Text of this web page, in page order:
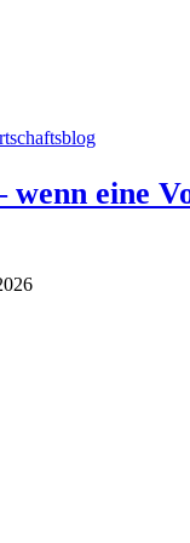
wenn eine